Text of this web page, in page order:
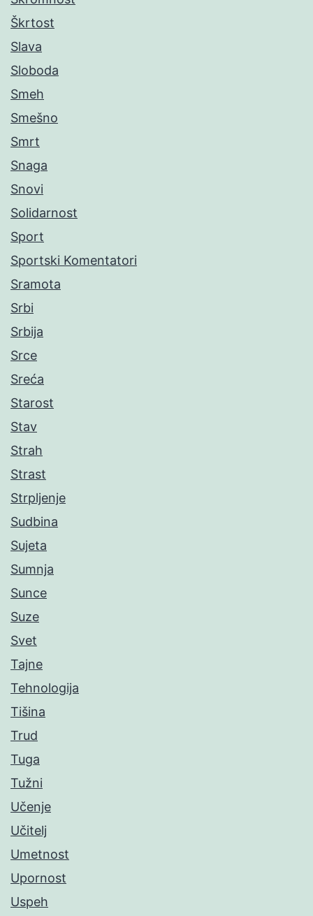
Škrtost
Slava
Sloboda
Smeh
Smešno
Smrt
Snaga
Snovi
Solidarnost
Sport
Sportski Komentatori
Sramota
Srbi
Srbija
Srce
Sreća
Starost
Stav
Strah
Strast
Strpljenje
Sudbina
Sujeta
Sumnja
Sunce
Suze
Svet
Tajne
Tehnologija
Tišina
Trud
Tuga
Tužni
Učenje
Učitelj
Umetnost
Upornost
Uspeh